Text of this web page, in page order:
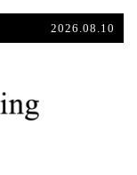
2026.08.10